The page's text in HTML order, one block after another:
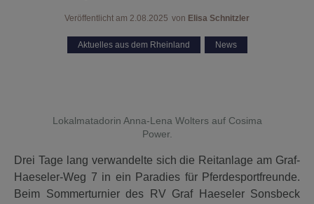
Veröffentlicht am 2.08.2025 von Elisa Schnitzler
Aktuelles aus dem Rheinland News
Lokalmatadorin Anna-Lena Wolters auf Cosima
Power.
Drei Tage lang verwandelte sich die Reitanlage am Graf-
Haeseler-Weg 7 in ein Paradies für Pferdesportfreunde.
Beim Sommerturnier des RV Graf Haeseler Sonsbeck